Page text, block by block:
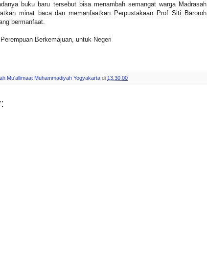
buku baru tersebut bisa menambah semangat warga Madrasah
minat baca dan memanfaatkan Perpustakaan Prof Siti Baroroh
bermanfaat.
Berkemajuan, untuk Negeri
Mu'allimaat Muhammadiyah Yogyakarta di 13.30.00